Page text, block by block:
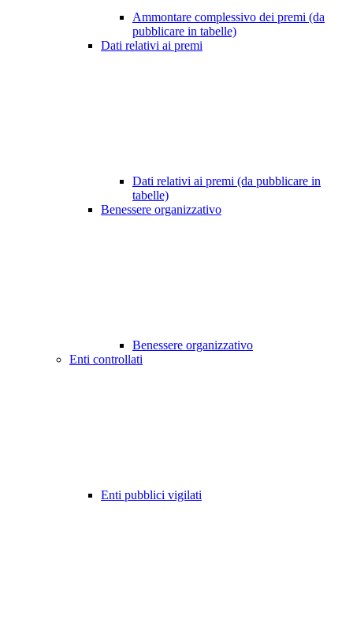
Ammontare complessivo dei premi (da
pubblicare in tabelle)
Dati relativi ai premi
Dati relativi ai premi (da pubblicare in
tabelle)
Benessere organizzativo
Benessere organizzativo
Enti controllati
Enti pubblici vigilati